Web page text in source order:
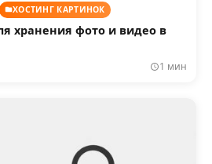
ХОСТИНГ КАРТИНОК
хранения фото и видео в
1 мин